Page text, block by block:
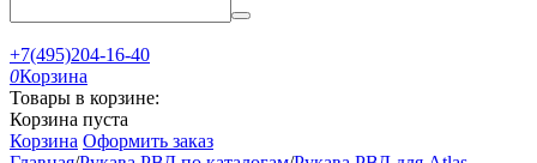
+7(495)204-16-40
0Корзина
Товары в корзине:
Корзина пуста
Корзина Оформить заказ